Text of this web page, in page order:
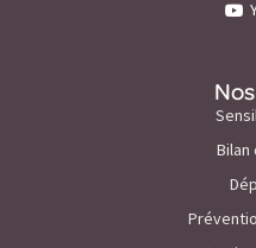
Bilan